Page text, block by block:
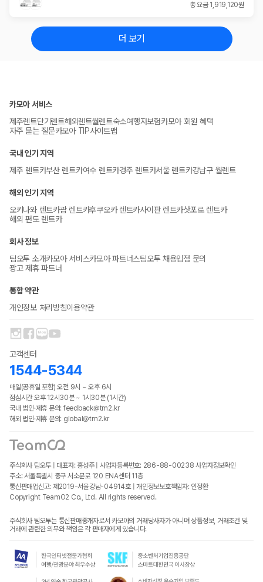
총 요금 1,919,120원
더 보기
카모아 서비스
제주렌트단기렌트해외렌트월렌트숙소여행자보험카모아 회원 혜택
자주 묻는 질문카모아 TIP사이트맵
국내 인기 지역
제주 렌트카부산 렌트카여수 렌트카경주 렌트카서울 렌트카강남구 월렌트
해외 인기 지역
오키나와 렌트카괌 렌트카후쿠오카 렌트카사이판 렌트카삿포로 렌트카
해외 편도 렌트카
회사 정보
팀오투 소개카모아 서비스카모아 파트너스팀오투 채용입점 문의
광고 제휴 파트너
통합 약관
개인정보 처리방침이용약관
고객센터
1544-5344
매일(공휴일 포함) 오전 9시 ~ 오후 6시
점심시간 오후 12시30분 ~ 1시30분 (1시간)
국내 법인·제휴 문의: feedback@tm2.kr
해외 법인·제휴 문의: global@tm2.kr
주식회사 팀오투 | 대표자: 홍성주 | 사업자등록번호: 286-88-00238 사업자정보확인
주소: 서울특별시 중구 서소문로 120 ENA센터 11층
통신판매업신고: 제2019-서울강남-04914호 | 개인정보보호책임자: 인정환
Copyright TeamO2 Co., Ltd. All rights reserved.
주식회사 팀오투는 통신판매중개자로서 카모아의 거래당사자가 아니며 상품정보, 거래조건 및
거래에 관련한 의무와 책임은 각 판매자에게 있습니다.